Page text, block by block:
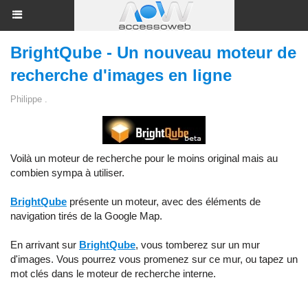
BrightQube - Un nouveau moteur de
recherche d'images en ligne
Philippe .
Voilà un moteur de recherche pour le moins original mais au
combien sympa à utiliser.
BrightQube présente un moteur, avec des éléments de
navigation tirés de la Google Map.
En arrivant sur BrightQube, vous tomberez sur un mur
d'images. Vous pourrez vous promenez sur ce mur, ou tapez un
mot clés dans le moteur de recherche interne.